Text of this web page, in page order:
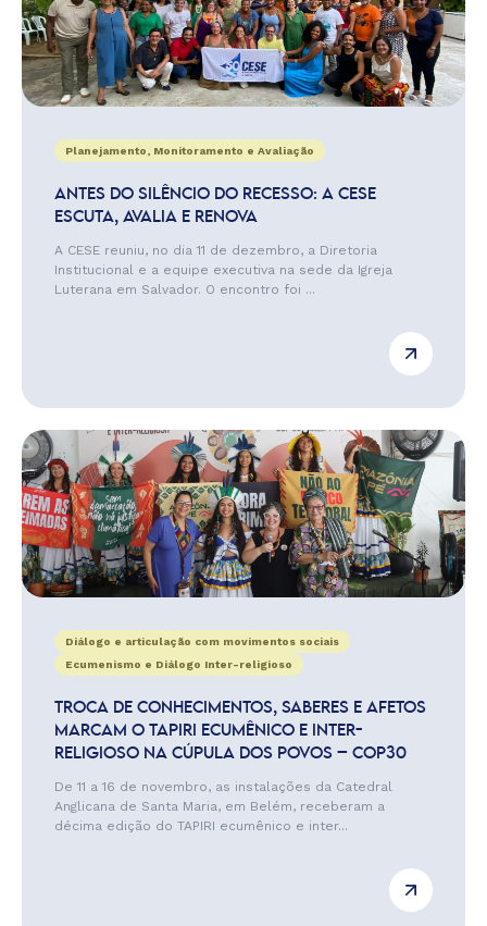
Planejamento, Monitoramento e Avaliação
ANTES DO SILÊNCIO DO RECESSO: A CESE
ESCUTA, AVALIA E RENOVA
A CESE reuniu, no dia 11 de dezembro, a Diretoria
Institucional e a equipe executiva na sede da Igreja
Luterana em Salvador. O encontro foi ...
Diálogo e articulação com movimentos sociais
Ecumenismo e Diálogo Inter-religioso
TROCA DE CONHECIMENTOS, SABERES E AFETOS
MARCAM O TAPIRI ECUMÊNICO E INTER-
RELIGIOSO NA CÚPULA DOS POVOS – COP30
De 11 a 16 de novembro, as instalações da Catedral
Anglicana de Santa Maria, em Belém, receberam a
décima edição do TAPIRI ecumênico e inter...